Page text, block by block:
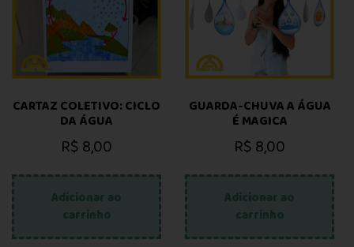
CARTAZ COLETIVO: CICLO
DA ÁGUA
R$8,00
Adicionar ao
carrinho
GUARDA-CHUVA A ÁGUA
É MAGICA
R$8,00
Adicionar ao
carrinho